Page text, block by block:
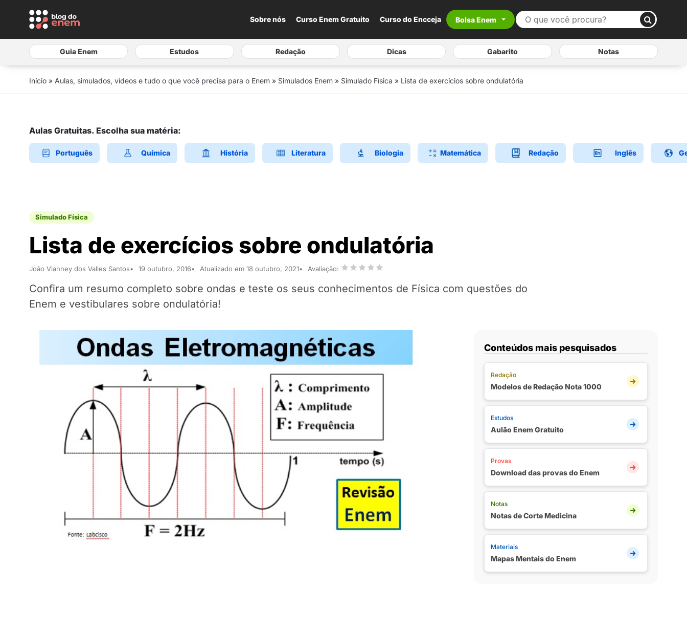
Sobre nós Curso Enem Gratuito Curso do Encceja Bolsa Enem
Guia Enem Estudos Redação Dicas Gabarito Notas
Início » Aulas, simulados, vídeos e tudo o que você precisa para o Enem » Simulados Enem » Simulado Física » Lista de exercícios sobre ondulatória
Aulas Gratuitas. Escolha sua matéria:
Português Química História Literatura Biologia Matemática Redação Inglês
Simulado Física
Lista de exercícios sobre ondulatória
João Vianney dos Valles Santos 19 outubro, 2016 Atualizado em 18 outubro, 2021 Avaliação:
Confira um resumo completo sobre ondas e teste os seus conhecimentos de Física com questões do
Enem e vestibulares sobre ondulatória!
Conteúdos mais pesquisados
Redação
Modelos de Redação Nota 1000
Estudos
Aulão Enem Gratuito
Provas
Download das provas do Enem
Notas
Notas de Corte Medicina
Materiais
Mapas Mentais do Enem